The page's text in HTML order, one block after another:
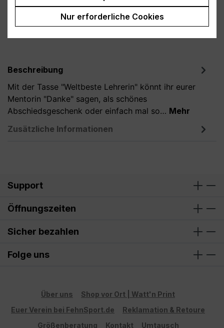
Produktnummer:T800143-01
Beschreibung
Mit der Tasse "Weltbeste Lehrerin" könnt ihr eurer
Mentorin "Danke" sagen, als schönes
Abschiedsgeschenk oder einfach mal so… Mehr
Zusätzliche Informationen
Support
Öffnungszeiten
Sicher bezahlen
Folge uns
Über uns
Shop vor Ort | Watt'n Print
Euer Verein bei FehnSport.de
Reklamation & Retoure
Größenberatung
Kontakt Umtausch
Nur erforderliche Cookies